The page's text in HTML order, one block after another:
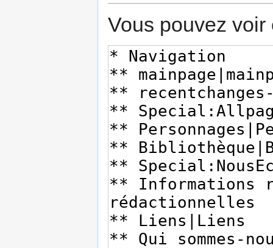
Vous pouvez